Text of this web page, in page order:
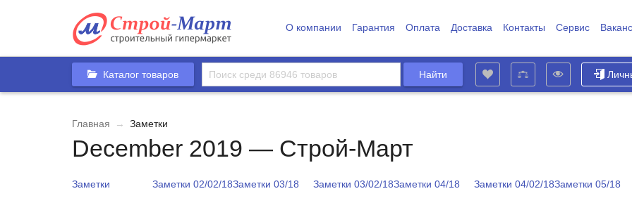
О компании Гарантия Оплата Доставка Контакты Сервис
Каталог товаров
Главная → Заметки
December 2019 — Строй-Март
Заметки Заметки 02/02/18Заметки 03/18 Заметки 03/02/18Заметки 04/18 Заметки 04/02/18Заметки 05/18